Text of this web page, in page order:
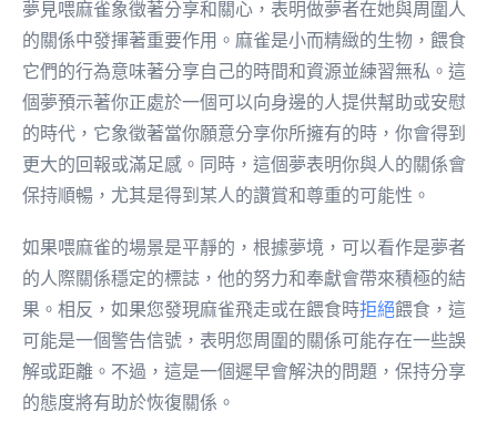
夢見喂麻雀象徵著分享和關心，表明做夢者在她與周圍人
的關係中發揮著重要作用。麻雀是小而精緻的生物，餵食
它們的行為意味著分享自己的時間和資源並練習無私。這
個夢預示著你正處於一個可以向身邊的人提供幫助或安慰
的時代，它象徵著當你願意分享你所擁有的時，你會得到
更大的回報或滿足感。同時，這個夢表明你與人的關係會
保持順暢，尤其是得到某人的讚賞和尊重的可能性。
如果喂麻雀的場景是平靜的，根據夢境，可以看作是夢者
的人際關係穩定的標誌，他的努力和奉獻會帶來積極的結
果。相反，如果您發現麻雀飛走或在餵食時拒絕餵食，這
可能是一個警告信號，表明您周圍的關係可能存在一些誤
解或距離。不過，這是一個遲早會解決的問題，保持分享
的態度將有助於恢復關係。